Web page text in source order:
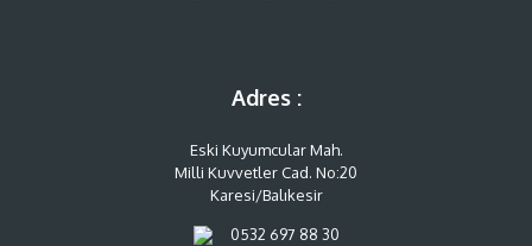
Adres :
Eski Kuyumcular Mah.
Milli Kuvvetler Cad. No:20
Karesi/Balıkesir
0532 697 88 30